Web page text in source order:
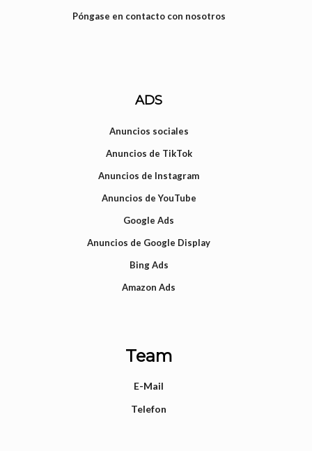
Póngase en contacto con nosotros
ADS
Anuncios sociales
Anuncios de TikTok
Anuncios de Instagram
Anuncios de YouTube
Google Ads
Anuncios de Google Display
Bing Ads
Amazon Ads
Team
E-Mail
Telefon